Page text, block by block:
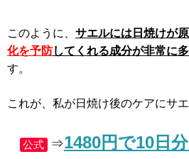
このように、 サエルには日焼けが
化を予防してくれる成分が非常に
す。
これが、私が日焼け後のケアにサ
公式 ⇒1480円で10日